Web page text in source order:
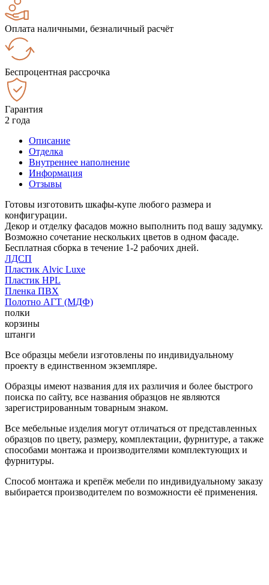
Оплата наличными, безналичный расчёт
Беспроцентная рассрочка
Гарантия
2 года
Описание
Отделка
Внутреннее наполнение
Информация
Отзывы
Готовы изготовить шкафы-купе любого размера и
конфигурации.
Декор и отделку фасадов можно выполнить под вашу задумку.
Возможно сочетание нескольких цветов в одном фасаде.
Бесплатная сборка в течение 1-2 рабочих дней.
ЛДСП
Пластик Alvic Luxe
Пластик HPL
Пленка ПВХ
Полотно АГТ (МДФ)
полки
корзины
штанги
Все образцы мебели изготовлены по индивидуальному
проекту в единственном экземпляре.
Образцы имеют названия для их различия и более быстрого
поиска по сайту, все названия образцов не являются
зарегистрированным товарным знаком.
Все мебельные изделия могут отличаться от представленных
образцов по цвету, размеру, комплектации, фурнитуре, а также
способами монтажа и производителями комплектующих и
фурнитуры.
Способ монтажа и крепёж мебели по индивидуальному заказу
выбирается производителем по возможности её применения.